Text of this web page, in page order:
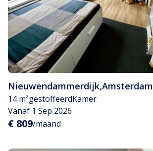
Nieuwendammerdijk,Amsterdam
14 m²gestoffeerdKamer
Vanaf 1 Sep 2026
€ 809/maand